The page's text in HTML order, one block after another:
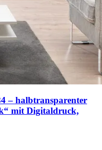
– halbtransparenter
mit Digitaldruck,